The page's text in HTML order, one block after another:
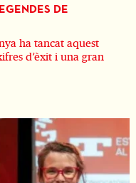
DE
ha tancat aquest
d’èxit i una gran